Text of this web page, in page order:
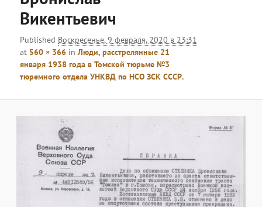
Викентьевич
Published Воскресенье, 9 февраля, 2020 в 23:31
at 560 × 366 inЛюди, расстрелянные 21
января 1938 года в Томской тюрьме №3
тюремного отдела УНКВД по НСО ЗСК СCСР.